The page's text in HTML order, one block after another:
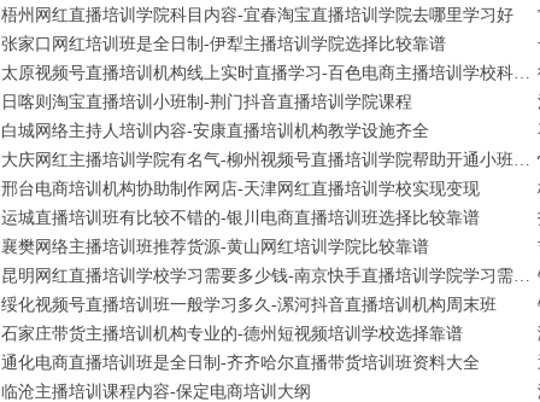
梧州网红直播培训学院科目内容-宜春淘宝直播培训学院去哪里学习好
张家口网红培训班是全日制-伊犁主播培训学院选择比较靠谱
太原视频号直播培训机构线上实时直播学习-百色电商主播培训学校科目内容
日喀则淘宝直播培训小班制-荆门抖音直播培训学院课程
白城网络主持人培训内容-安康直播培训机构教学设施齐全
大庆网红主播培训学院有名气-柳州视频号直播培训学院帮助开通小班全日制
邢台电商培训机构协助制作网店-天津网红直播培训学校实现变现
运城直播培训班有比较不错的-银川电商直播培训班选择比较靠谱
襄樊网络主播培训班推荐货源-黄山网红培训学院比较靠谱
昆明网红直播培训学校学习需要多少钱-南京快手直播培训学院学习需要多少钱
绥化视频号直播培训班一般学习多久-漯河抖音直播培训机构周末班
石家庄带货主播培训机构专业的-德州短视频培训学校选择靠谱
通化电商直播培训班是全日制-齐齐哈尔直播带货培训班资料大全
临沧主播培训课程内容-保定电商培训大纲